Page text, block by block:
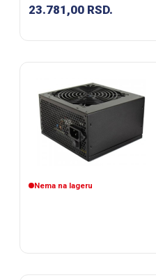
23.781,00 RSD.
Nema na lageru